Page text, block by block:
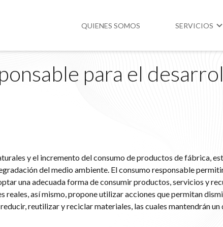
QUIENES SOMOS SERVICIOS
Higiene y
para el
y el incremento del consumo de productos de fábrica,
del medio ambiente. El consumo responsable
una adecuada forma de consumir productos, servicios y
reales, así mismo, propone utilizar acciones que permitan
reutilizar y reciclar materiales, las cuales mantendrán